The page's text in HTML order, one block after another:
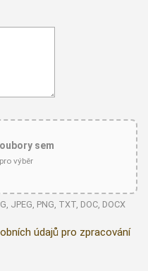
sem
výběr
JPEG, PNG, TXT, DOC, DOCX
údajů pro zpracování